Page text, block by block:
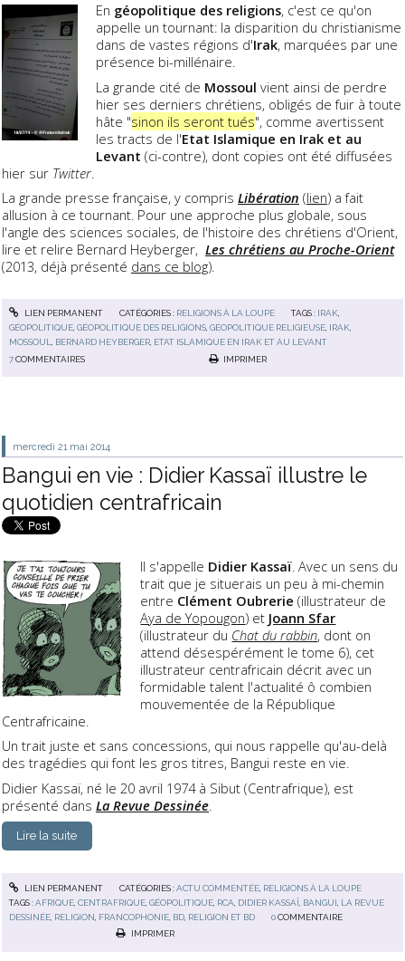
En géopolitique des religions, c'est ce qu'on
appelle un tournant: la disparition du christianisme
dans de vastes régions d'Irak, marquées par une
présence bi-millénaire.
La grande cité de Mossoul vient ainsi de perdre
hier ses derniers chrétiens, obligés de fuir à toute
hâte "sinon ils seront tués", comme avertissent
les tracts de l'Etat Islamique en Irak et au
Levant (ci-contre), dont copies ont été diffusées
hier sur Twitter
La grande presse française, y compris Libération (lien) a fait
allusion à ce tournant. Pour une approche plus globale, sous
l'angle des sciences sociales, de l'histoire des chrétiens d'Orient,
lire et relire Bernard Heyberger, Les chrétiens au Proche-Orient
(2013, déjà présenté dans ce blog).
LIEN PERMANENT CATÉGORIES : RELIGIONS À LA LOUPE TAGS : IRAK
GÉOPOLITIQUE ,GÉOPOLITIQUE DES RELIGIONS ,GÉOPOLITIQUE RELIGIEUSE IRAK
MOSSOUL
BERNARD HEYBERGER ETAT ISLAMIQUE EN IRAK ET AU LEVANT
7COMMENTAIRES IMPRIMER
mercredi 21 mai 2014
Bangui en vie : Didier Kassaï illustre le
quotidien centrafricain
Il s'appelle Didier Kassaï. Avec un sens du
trait que je situerais un peu à mi-chemin
entre Clément Oubrerie (illustrateur de
Aya de Yopougon) et Joann Sfar
(illustrateur du Chat du rabbin, dont on
attend désespérément le tome 6), cet
illustrateur centrafricain décrit avec un
formidable talent l'actualité ô combien
mouvementée de la République
Centrafricaine.
Un trait juste et sans concessions, qui nous rappelle qu'au-delà
des tragédies qui font les gros titres, Bangui reste en vie.
Didier Kassaï, né le 20 avril 1974 à Sibut (Centrafrique), est
présenté dans La Revue Dessinée
Lire la suite
LIEN PERMANENT CATÉGORIES :ACTU COMMENTÉE, RELIGIONS À LA LOUPE
TAGS :AFRIQUE ,CENTRAFRIQUE ,GÉOPOLITIQUE RCA DIDIER KASSAÏ BANGUI LA REVUE
DESSINÉE RELIGION FRANCOPHONIE BD RELIGION ET BD 0 COMMENTAIRE
IMPRIMER